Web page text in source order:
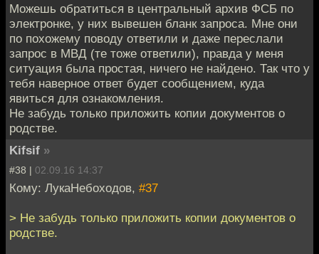
Можешь обратиться в центральный архив ФСБ по
электронке, у них вывешен бланк запроса. Мне они
по похожему поводу ответили и даже переслали
запрос в МВД (те тоже ответили), правда у меня
ситуация была простая, ничего не найдено. Так что у
тебя наверное ответ будет сообщением, куда
явиться для ознакомления.
Не забудь только приложить копии документов о
родстве.
Kifsif »
#38 | 02.09.16 14:37
Кому: ЛукаНебоходов, #37
> Не забудь только приложить копии документов о
родстве.